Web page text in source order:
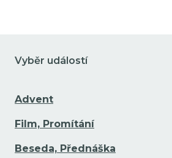
Vyběr událostí
Advent
Film, Promítání
Beseda, Přednáška